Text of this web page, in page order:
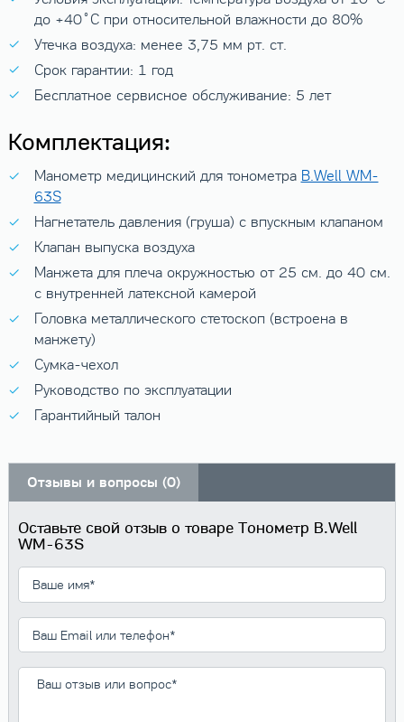
до +40˚C при относительной влажности до 80%
Утечка воздуха: менее 3,75 мм рт. ст.
Срок гарантии: 1 год
Бесплатное сервисное обслуживание: 5 лет
Комплектация:
Манометр медицинский для тонометра B.Well WM-
63S
Нагнетатель давления (груша) с впускным клапаном
Клапан выпуска воздуха
Манжета для плеча окружностью от 25 см. до 40 см.
с внутренней латексной камерой
Головка металлического стетоскоп (встроена в
манжету)
Сумка-чехол
Руководство по эксплуатации
Гарантийный талон
Отзывы и вопросы (0)
Оставьте свой отзыв о товаре Тонометр B.Well
WM-63S